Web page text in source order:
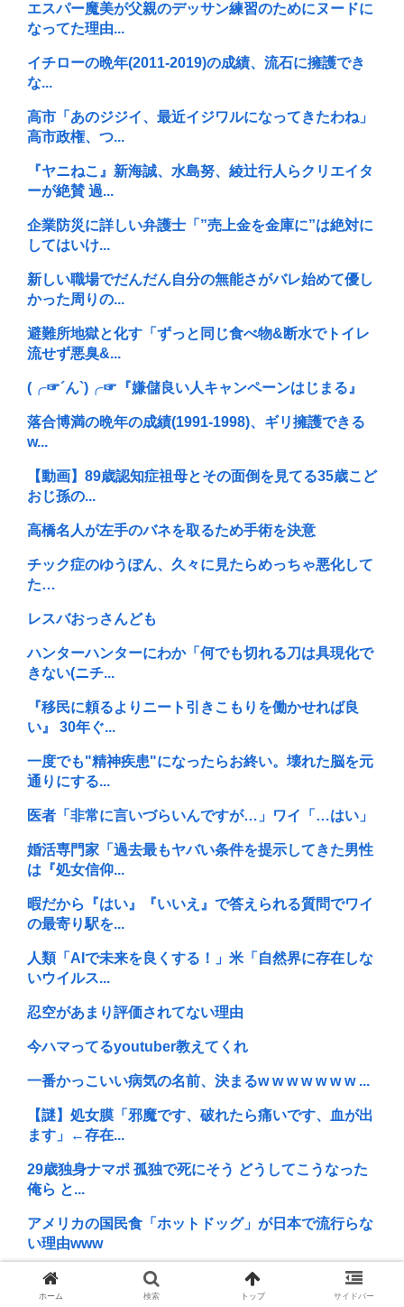
エスパー魔美が父親のデッサン練習のためにヌードに
なってた理由...
イチローの晩年(2011-2019)の成績、流石に擁護でき
な...
高市「あのジジイ、最近イジワルになってきたわね」
高市政権、つ...
『ヤニねこ』新海誠、水島努、綾辻行人らクリエイタ
ーが絶賛 過...
企業防災に詳しい弁護士「”売上金を金庫に”は絶対に
してはいけ...
新しい職場でだんだん自分の無能さがバレ始めて優し
かった周りの...
避難所地獄と化す「ずっと同じ食べ物&断水でトイレ
流せず悪臭&...
(╭☞´ん`)╭☞『嫌儲良い人キャンペーンはじまる』
落合博満の晩年の成績(1991-1998)、ギリ擁護できる
w...
【動画】89歳認知症祖母とその面倒を見てる35歳こど
おじ孫の...
高橋名人が左手のバネを取るため手術を決意
チック症のゆうぽん、久々に見たらめっちゃ悪化して
た…
レスバおっさんども
ハンターハンターにわか「何でも切れる刀は具現化で
きない(ニチ...
『移民に頼るよりニート引きこもりを働かせれば良
い』 30年ぐ...
一度でも"精神疾患"になったらお終い。壊れた脳を元
通りにする...
医者「非常に言いづらいんですが…」ワイ「…はい」
婚活専門家「過去最もヤバい条件を提示してきた男性
は『処女信仰...
暇だから『はい』『いいえ』で答えられる質問でワイ
の最寄り駅を...
人類「AIで未来を良くする！」米「自然界に存在しな
いウイルス...
忍空があまり評価されてない理由
今ハマってるyoutuber教えてくれ
一番かっこいい病気の名前、決まるw w w w w w w ...
【謎】処女膜「邪魔です、破れたら痛いです、血が出
ます」←存在...
29歳独身ナマポ 孤独で死にそう どうしてこうなった
俺ら と...
アメリカの国民食「ホットドッグ」が日本で流行らな
い理由www
ケンモメンが18年ぶりに見る画像がこちらwww
ホーム 検索 トップ サイドバー